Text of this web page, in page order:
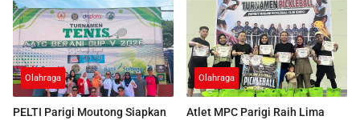
Olahraga
PELTI Parigi Moutong Siapkan
Olahraga
Atlet MPC Parigi Raih Lima